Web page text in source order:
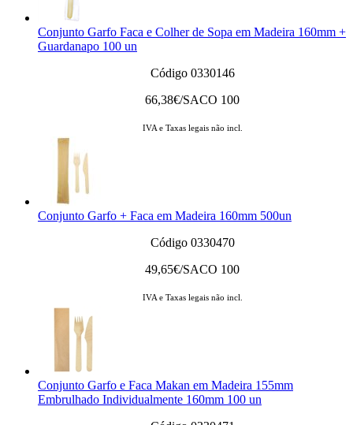
Conjunto Garfo Faca e Colher de Sopa em Madeira 160mm +
Guardanapo 100 un
Código 0330146
66,38€/SACO 100
IVA e Taxas legais não incl.
Conjunto Garfo + Faca em Madeira 160mm 500un
Código 0330470
49,65€/SACO 100
IVA e Taxas legais não incl.
Conjunto Garfo e Faca Makan em Madeira 155mm
Embrulhado Individualmente 160mm 100 un